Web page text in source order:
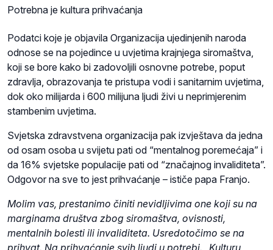
Potrebna je kultura prihvaćanja
Podatci koje je objavila Organizacija ujedinjenih naroda
odnose se na pojedince u uvjetima krajnjega siromaštva,
koji se bore kako bi zadovoljili osnovne potrebe, poput
zdravlja, obrazovanja te pristupa vodi i sanitarnim uvjetima,
dok oko milijarda i 600 milijuna ljudi živi u neprimjerenim
stambenim uvjetima.
Svjetska zdravstvena organizacija pak izvještava da jedna
od osam osoba u svijetu pati od “mentalnog poremećaja” i
da 16% svjetske populacije pati od “značajnog invaliditeta”.
Odgovor na sve to jest prihvaćanje – ističe papa Franjo.
Molim vas, prestanimo činiti nevidljivima one koji su na
marginama društva zbog siromaštva, ovisnosti,
mentalnih bolesti ili invaliditeta. Usredotočimo se na
prihvat. Na prihvaćanje svih ljudi u potrebi. „Kulturu